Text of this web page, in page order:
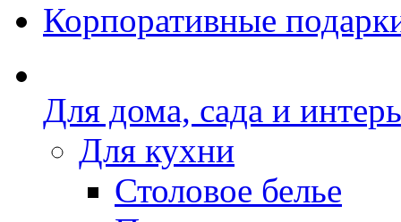
Корпоративные
Для дома, сада и
Для кухни
Столовое белье